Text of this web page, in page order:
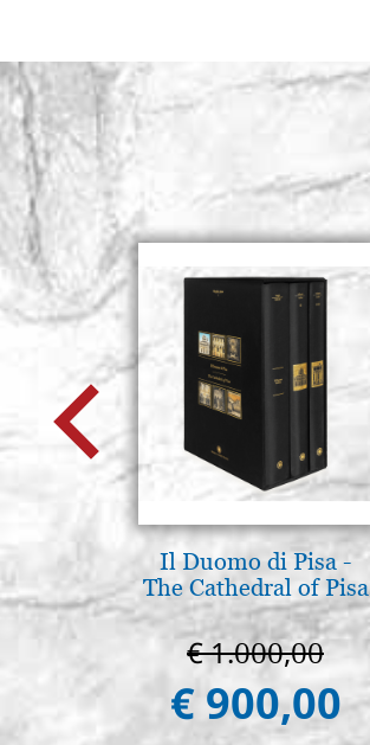
Il Duomo di Pisa -
The Cathedral of Pisa
€ 1.000,00
€ 900,00